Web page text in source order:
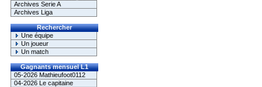
Archives Serie A
Archives Liga
Rechercher
Une équipe
Un joueur
Un match
Gagnants mensuel L1
05-2026 Mathieufoot0112
04-2026 Le capitaine